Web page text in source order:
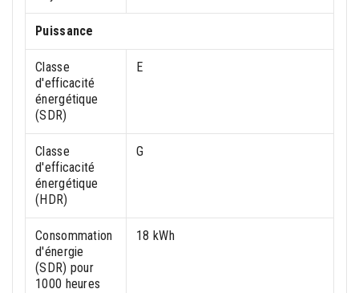
Puissance
Classe
d'efficacité
énergétique
(SDR)
E
Classe
d'efficacité
énergétique
(HDR)
G
Consommation
d'énergie
(SDR) pour
1000 heures
18 kWh